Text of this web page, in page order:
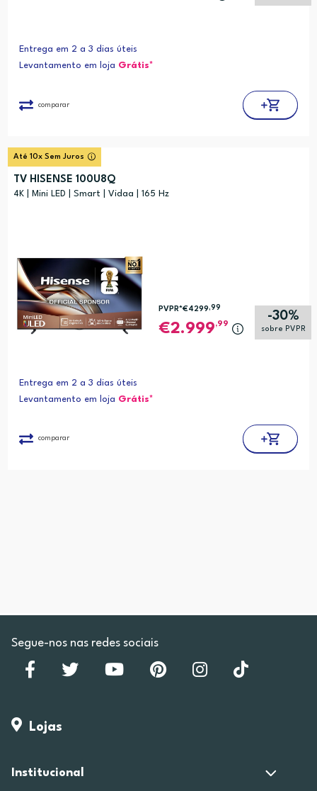
Entrega em 2 a 3 dias úteis
Levantamento em loja Grátis*
comparar
Até 10x Sem Juros
TV HISENSE 100U8Q
4K | Mini LED | Smart | Vidaa | 165 Hz
-30%
sobre PVPR
PVPR*€4299,99
2.999,99
Entrega em 2 a 3 dias úteis
Levantamento em loja Grátis*
comparar
Segue-nos nas redes sociais
Lojas
Institucional